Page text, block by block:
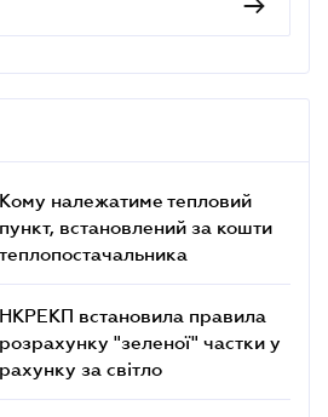
Кому належатиме тепловий
пункт, встановлений за кошти
теплопостачальника
НКРЕКП встановила правила
розрахунку "зеленої" частки у
рахунку за світло